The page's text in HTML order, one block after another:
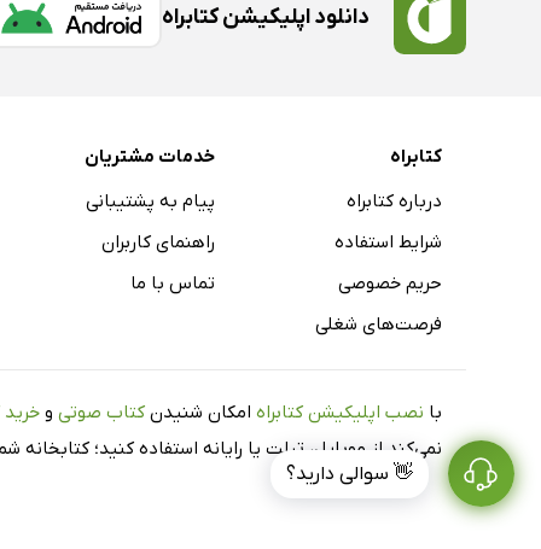
👋 سوالی دارید؟
دانلود اپلیکیشن کتابراه
کتابراه
درباره کتابراه
شرایط استفاده
حریم خصوصی
فرصت‌های شغلی
خدمات مشتریان
پیام به پشتیبانی
راهنمای کاربران
تماس با ما
با نصب اپلیکیشن کتابراه امکان شنیدن کتاب صوتی وخرید
نمی‌کند از موبایل، تبلت یا رایانه استفاده کنید؛